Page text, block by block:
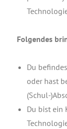
Fol­gen­des
Du
oder hast
(Schul-
Du bist ein